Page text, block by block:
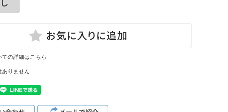
ての詳細はこちら
ありません